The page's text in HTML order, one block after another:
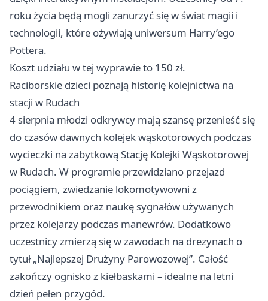
roku życia będą mogli zanurzyć się w świat magii i
technologii, które ożywiają uniwersum Harry’ego
Pottera.
Koszt udziału w tej wyprawie to 150 zł.
Raciborskie dzieci poznają historię kolejnictwa na
stacji w Rudach
4 sierpnia młodzi odkrywcy mają szansę przenieść się
do czasów dawnych kolejek wąskotorowych podczas
wycieczki na zabytkową Stację Kolejki Wąskotorowej
w Rudach. W programie przewidziano przejazd
pociągiem, zwiedzanie lokomotywowni z
przewodnikiem oraz naukę sygnałów używanych
przez kolejarzy podczas manewrów. Dodatkowo
uczestnicy zmierzą się w zawodach na drezynach o
tytuł „Najlepszej Drużyny Parowozowej”. Całość
zakończy ognisko z kiełbaskami – idealne na letni
dzień pełen przygód.